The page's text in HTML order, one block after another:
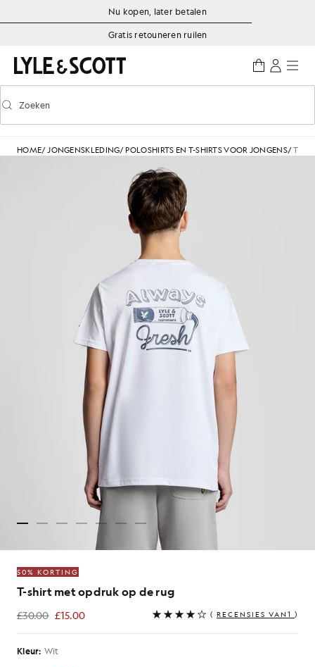
Ga naar de hoofdinhoud
Informatie over toegankelijkheid
Nu kopen, later betalen
Gratis retouneren ruilen
Voorspellend zoeken in- of uitschakelen
Zoeken
HOME/JONGENSKLEDING/ POLOSHIRTS EN T-SHIRTS VOOR JONGENS/T-
50% KORTING
T-shirt met opdruk op de rug
£30.00 £15.00
£15.00 ( RECENSIES VAN1 )
Kleur: Wit